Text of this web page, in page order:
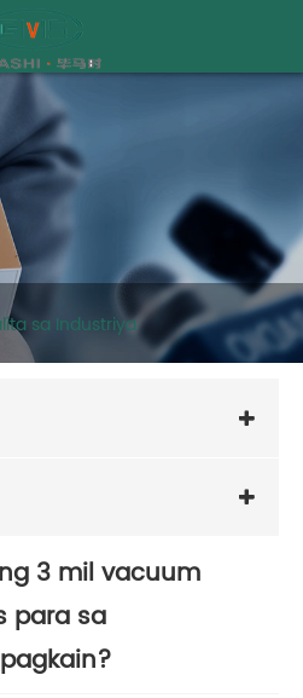
sa Industriya
3 mil vacuum
para sa